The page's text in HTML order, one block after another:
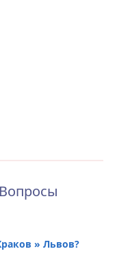
» Львов?